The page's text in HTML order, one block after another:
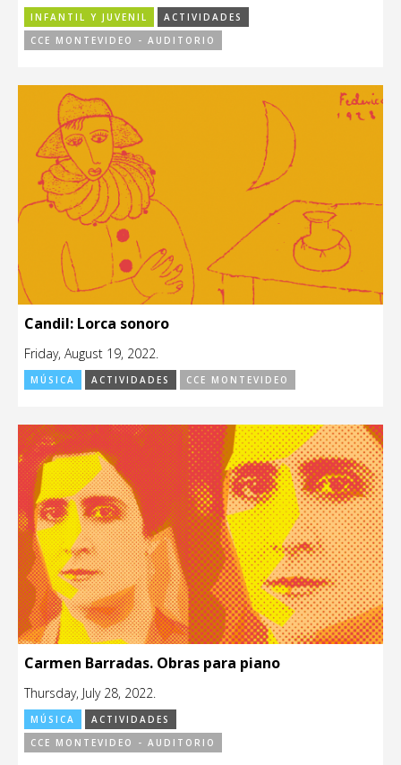
INFANTIL Y JUVENIL
ACTIVIDADES
CCE MONTEVIDEO - AUDITORIO
Candil: Lorca sonoro
Friday, August 19, 2022.
MÚSICA ACTIVIDADES CCE MONTEVIDEO
Carmen Barradas. Obras para piano
Thursday, July 28, 2022.
MÚSICA
ACTIVIDADES
CCE MONTEVIDEO - AUDITORIO